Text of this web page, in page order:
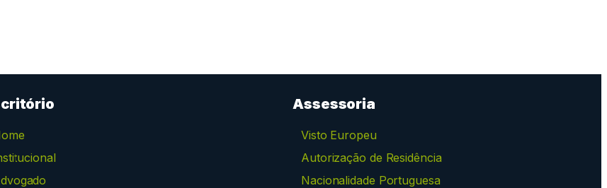
Assessoria
Visto Europeu
Autorização de Residência
Nacionalidade Portuguesa